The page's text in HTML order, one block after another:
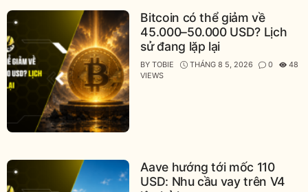
Bitcoin có thể giảm về
45.000–50.000 USD? Lịch
sử đang lặp lại
BYTOBIE THÁNG 8 5, 2026 0
48
VIEWS
Aave hướng tới mốc 110
USD: Nhu cầu vay trên V4